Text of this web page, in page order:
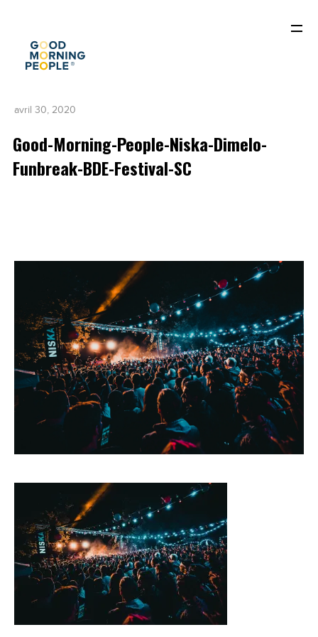
ACCUEIL
QUI SOMMES-NOUS
CONTACT
avril 30, 2020
Good-Morning-People-Niska-Dimelo-
Funbreak-BDE-Festival-SC